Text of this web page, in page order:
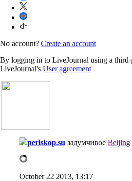
No account? Create an account
By logging in to LiveJournal using a
LiveJournal's User agreement
periskop.su задумчивое Beijing
October 22 2013, 13:17